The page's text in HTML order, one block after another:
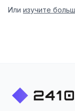
Или изучите